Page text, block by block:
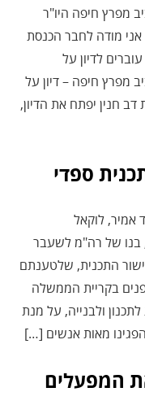
מפרץ חיפה היו"ר
מודה לחבר הכנסת
לדיון על
מפרץ חיפה – דיון על
דב חנין יפתח את הדיון,
ספדי
אמיר, לוקאל
שרון, בנו של רה"מ לשעבר
התכנית, שלטענתם
בקריית הממשלה
ולבנייה, על מנת
מאות אנשים […]
המפעלים